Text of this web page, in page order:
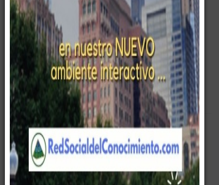
Entrenamiento
09. Diferencias entre formación
Presencial y No Presencial
Empty
Entrenamiento Cursos Equipo Gerencial